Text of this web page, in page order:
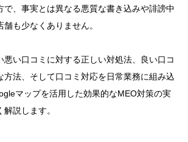
で、事実とは異なる悪質な書き込みや誹謗中
も少なくありません。
悪い口コミに対する正しい対処法、良い口コ
方法、そして口コミ対応を日常業務に組み込
マップを活用した効果的なMEO対策の実
説します。